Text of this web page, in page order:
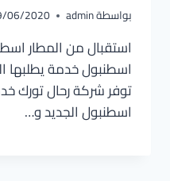
بواسطةadmin
06/2020
استقبال من المطار
اسطنبول خدمة يطلبها
توفر شركة رحال تورك
اسطنبول الجديد و…